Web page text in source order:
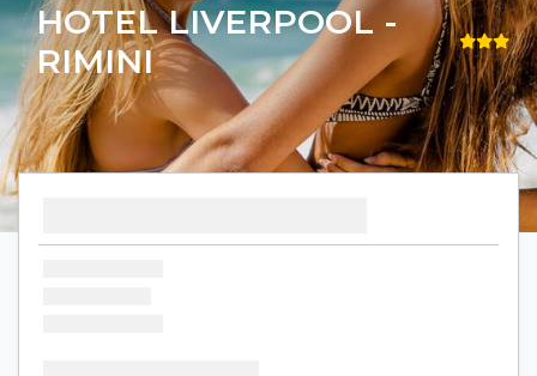
HOTEL LIVERPOOL -
RIMINI